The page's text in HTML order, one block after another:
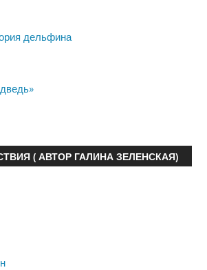
дельфина
( АВТОР ГАЛИНА ЗЕЛЕНСКАЯ)